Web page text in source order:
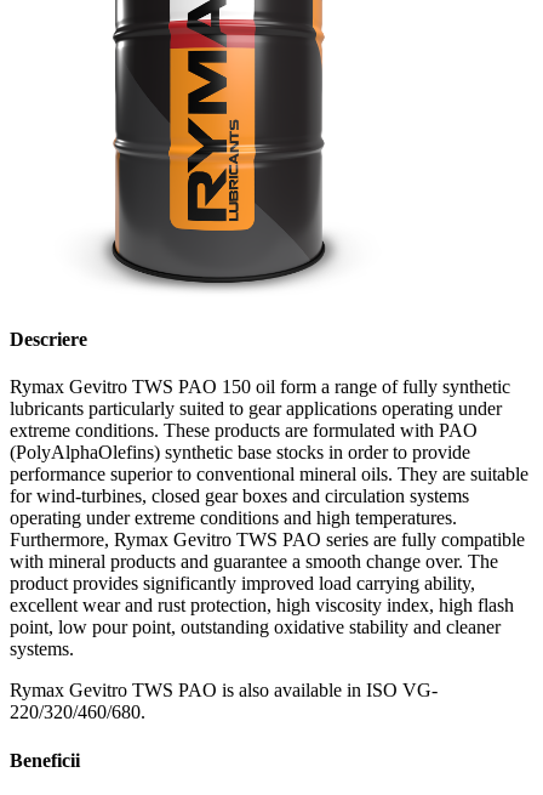
Descriere
Rymax Gevitro TWS PAO 150 oil form a range of fully synthetic
lubricants particularly suited to gear applications operating under
extreme conditions. These products are formulated with PAO
(PolyAlphaOlefins) synthetic base stocks in order to provide
performance superior to conventional mineral oils. They are suitable
for wind-turbines, closed gear boxes and circulation systems
operating under extreme conditions and high temperatures.
Furthermore, Rymax Gevitro TWS PAO series are fully compatible
with mineral products and guarantee a smooth change over. The
product provides significantly improved load carrying ability,
excellent wear and rust protection, high viscosity index, high flash
point, low pour point, outstanding oxidative stability and cleaner
systems.
Rymax Gevitro TWS PAO is also available in ISO VG-
220/320/460/680.
Beneficii